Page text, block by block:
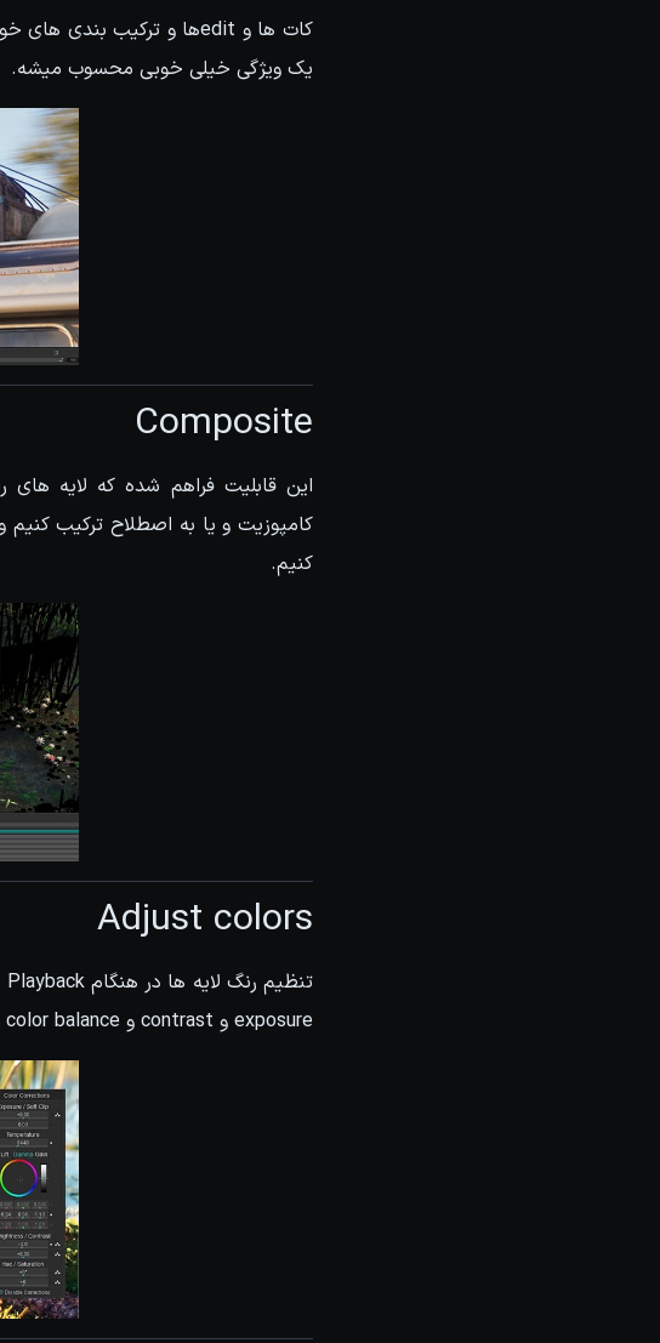
یک ویژگی خیلی خوبی محسوب میشه.
Composite
کنیم.
Adjust colors
exposure و contrast و color balance و layer blending modes بصورت real-time در حین پخش انجام بدیم.